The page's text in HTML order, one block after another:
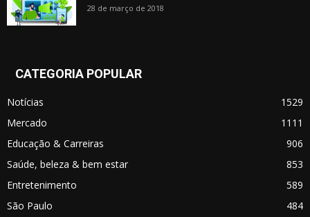
28 de março de 2018
CATEGORIA POPULAR
Notícias
1529
Mercado
1111
Educação & Carreiras
906
Saúde, beleza & bem estar
853
Entretenimento
589
São Paulo
484